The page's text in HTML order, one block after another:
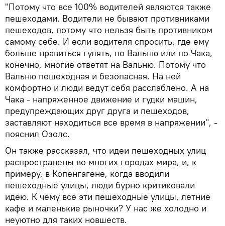
"Потому что все 100% водителей являются также
пешеходами. Водители не бывают противниками
пешеходов, потому что нельзя быть противником
самому себе. И если водителя спросить, где ему
больше нравиться гулять, по Вальню или по Чака,
конечно, многие ответят на Вальню. Потому что
Вальню пешеходная и безопасная. На ней
комфортно и люди ведут себя расслаблено. А на
Чака - напряженное движение и гудки машин,
предупреждающих друг друга и пешеходов,
заставляют находиться все время в напряжении", -
пояснил Озолс.
Он также рассказал, что идеи пешеходных улиц
распространены во многих городах мира, и, к
примеру, в Копенгагене, когда вводили
пешеходные улицы, люди бурно критиковали
идею. К чему все эти пешеходные улицы, летние
кафе и маленькие рыночки? У нас же холодно и
неуютно для таких новшеств.